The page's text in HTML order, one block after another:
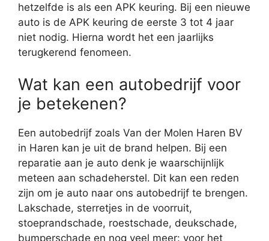
hetzelfde is als een APK keuring. Bij een nieuwe
auto is de APK keuring de eerste 3 tot 4 jaar
niet nodig. Hierna wordt het een jaarlijks
terugkerend fenomeen.
Wat kan een autobedrijf voor
je betekenen?
Een autobedrijf zoals Van der Molen Haren BV
in Haren kan je uit de brand helpen. Bij een
reparatie aan je auto denk je waarschijnlijk
meteen aan schadeherstel. Dit kan een reden
zijn om je auto naar ons autobedrijf te brengen.
Lakschade, sterretjes in de voorruit,
stoeprandschade, roestschade, deukschade,
bumperschade en nog veel meer: voor het